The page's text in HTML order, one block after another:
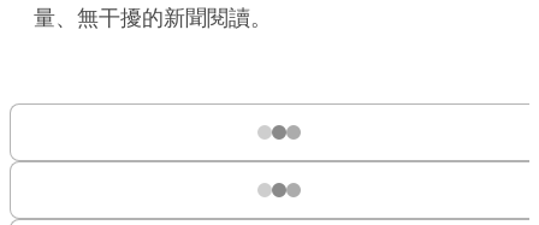
量、無干擾的新聞閱讀。